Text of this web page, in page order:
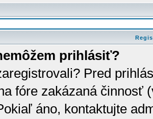
prihlásiť?
Pred
fóre zakázaná činnosť
áno, kontaktujte